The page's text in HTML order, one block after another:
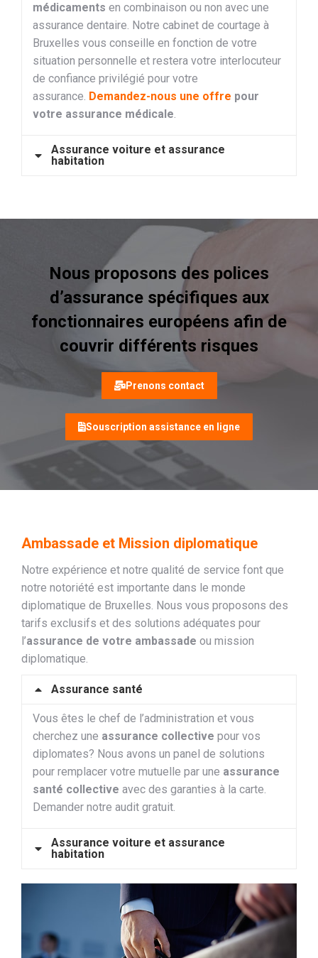
médicaments en combinaison ou non avec une
assurance dentaire. Notre cabinet de courtage à
Bruxelles vous conseille en fonction de votre
situation personnelle et restera votre interlocuteur
de confiance privilégié pour votre
assurance. Demandez-nous une offre pour
votre assurance médicale
Assurance voiture et assurance
habitation
Nous proposons des polices
d’assurance spécifiques aux
fonctionnaires européens afin de
couvrir différents risques
Prenons contact
Souscription assistance en ligne
Ambassade et Mission diplomatique
Notre expérience et notre qualité de service font que
notre notoriété est importante dans le monde
diplomatique de Bruxelles. Nous vous proposons des
tarifs exclusifs et des solutions adéquates pour
l’assurance de votre ambassade ou mission
diplomatique.
Assurance santé
Vous êtes le chef de l’administration et vous
cherchez une assurance collective pour vos
diplomates? Nous avons un panel de solutions
pour remplacer votre mutuelle par une assurance
santé collective avec des garanties à la carte.
Demander notre audit gratuit.
Assurance voiture et assurance
habitation